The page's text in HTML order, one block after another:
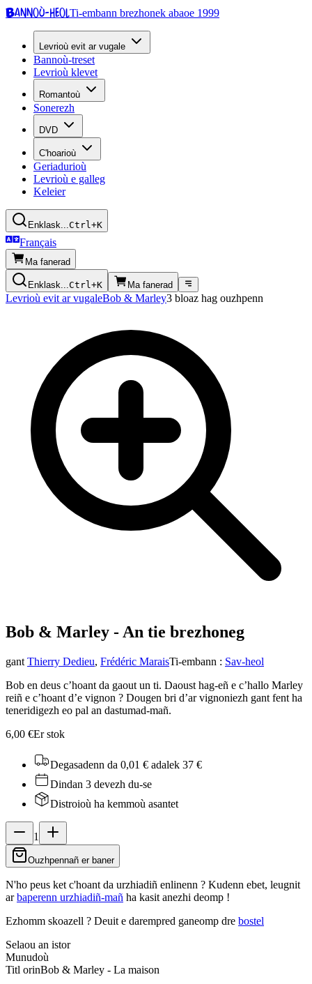
Bannoù-heolTi-embann brezhonek abaoe 1999
Levrioù evit ar vugale
Bannoù-treset
Levrioù klevet
Romantoù
Sonerezh
DVD
C'hoarioù
Geriadurioù
Levrioù e galleg
Keleier
Enklask...Ctrl+K
Français
Ma fanerad
Enklask...Ctrl+K Ma fanerad
Levrioù evit ar vugaleBob & Marley3 bloaz hag ouzhpenn
Bob & Marley - An tie brezhoneg
gant Thierry Dedieu, Frédéric MaraisTi-embann : Sav-heol
Bob en deus c’hoant da gaout un ti. Daoust hag-eñ e c’hallo Marley
reiñ e c’hoant d’e vignon ? Dougen bri d’ar vignoniezh gant fent ha
teneridigezh eo pal an dastumad-mañ.
6,00 €Er stok
Degasadenn da 0,01 € adalek 37 €
Dindan 3 devezh du-se
Distroioù ha kemmoù asantet
1
Ouzhpennañ er baner
N'ho peus ket c'hoant da urzhiadiñ enlinenn ? Kudenn ebet, leugnit
arbaperenn urzhiadiñ-mañ ha kasit anezhi deomp !
Ezhomm skoazell ? Deuit e darempred ganeomp dre bostel
Selaou an istor
Munudoù
Titl orinBob & Marley - La maison